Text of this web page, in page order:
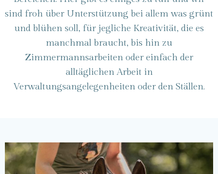
sind froh über Unterstützung bei allem was grünt
und blühen soll, für jegliche Kreativität, die es
manchmal braucht, bis hin zu
Zimmermannsarbeiten oder einfach der
alltäglichen Arbeit in
Verwaltungsangelegenheiten oder den Ställen.